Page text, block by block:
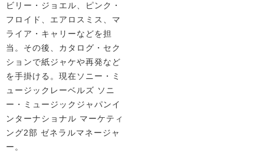
ビリー・ジョエル、ピンク・
フロイド、エアロスミス、マ
ライア・キャリーなどを担
当。その後、カタログ・セク
ションで紙ジャケや再発など
を手掛ける。現在ソニー・ミ
ュージックレーベルズ ソニ
ー・ミュージックジャパンイ
ンターナショナル マーケティ
ング2部 ゼネラルマネージャ
ー。